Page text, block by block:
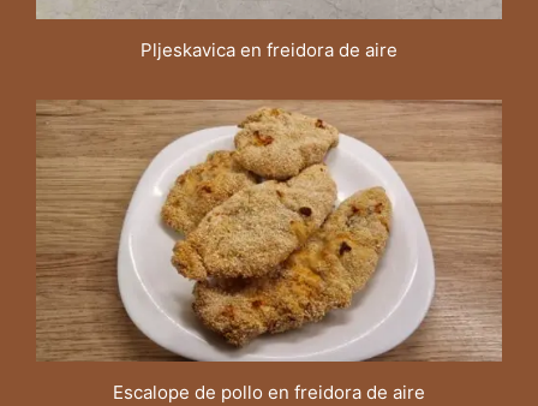
Pljeskavica en freidora de aire
Escalope de pollo en freidora de aire